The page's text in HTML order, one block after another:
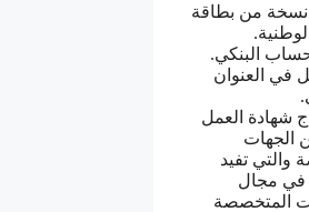
نسخة من بطاقة
البنكي.
في العنوان
شهادة العمل
الجهات
والتي تفيد
في مجال
المتخصصة